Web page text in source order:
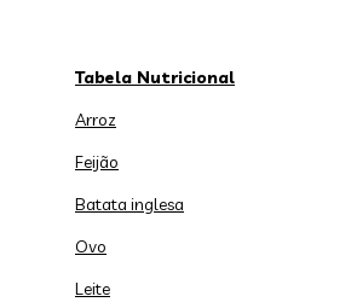
Tabela Nutricional
Arroz
Feijão
Batata inglesa
Ovo
Leite